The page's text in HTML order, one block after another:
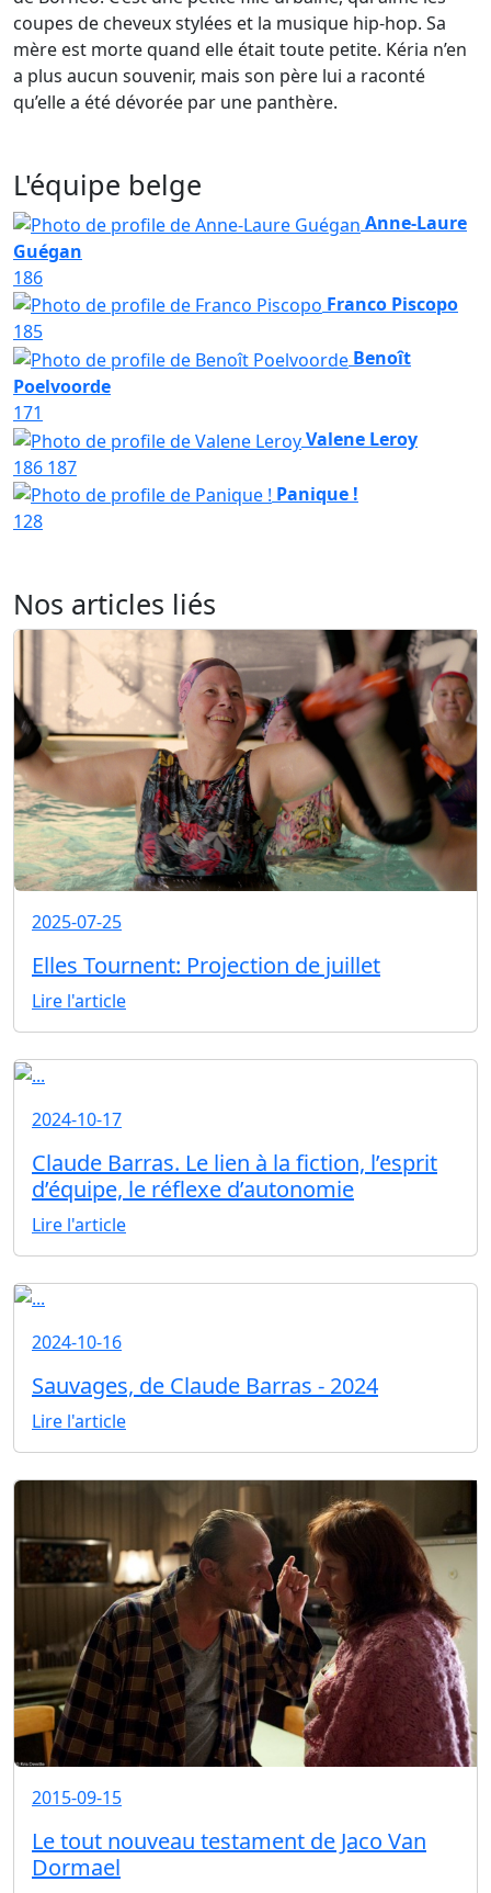
coupes de cheveux stylées et la musique hip-hop. Sa
mère est morte quand elle était toute petite. Kéria n’en
a plus aucun souvenir, mais son père lui a raconté
qu’elle a été dévorée par une panthère.
L'équipe belge
Anne-Laure
Guégan
186
Franco Piscopo
185
Benoît
Poelvoorde
171
Valene Leroy
186 187
Panique !
128
Nos articles liés
2025-07-25
Elles Tournent: Projection de juillet
Lire l'article
2024-10-17
Claude Barras. Le lien à la fiction, l’esprit
d’équipe, le réflexe d’autonomie
Lire l'article
2024-10-16
Sauvages, de Claude Barras - 2024
Lire l'article
2015-09-15
Le tout nouveau testament de Jaco Van
Dormael